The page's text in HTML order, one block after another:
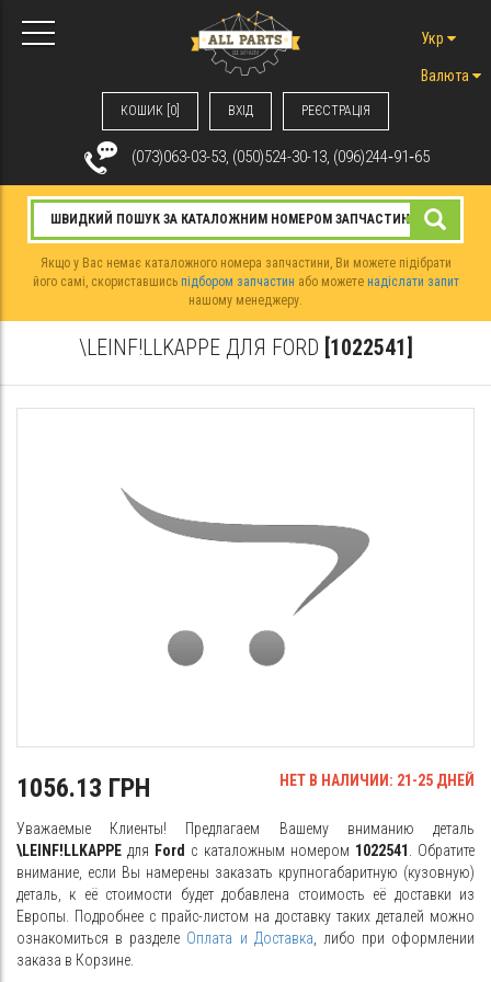
КОШИК [0] ВХIД РЕЄСТРАЦІЯ
Укр
Валюта
(073)063-03-53, (050)524-30-13, (096)244‑91‑65
Якщо у Вас немає каталожного номера запчастини, Ви можете підібрати
його самі, скориставшись підбором запчастин або можете надіслати запит
нашому менеджеру.
\LEINF!LLKAPPE ДЛЯ FORD [1022541]
1056.13 ГРН НЕТ В НАЛИЧИИ: 21-25 ДНЕЙ
Уважаемые Клиенты! Предлагаем Вашему вниманию деталь
\LEINF!LLKAPPE для Ford с каталожным номером 1022541
. Обратите
внимание, если Вы намерены заказать крупногабаритную (кузовную)
деталь, к её стоимости будет добавлена стоимость её доставки из
Европы. Подробнее с прайс-листом на доставку таких деталей можно
ознакомиться в разделе Оплата и Доставка , либо при оформлении
заказа в Корзине.